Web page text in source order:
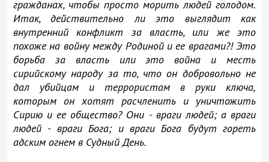
гражданах, чтобы просто морить людей голодом.
Итак, действительно ли это выглядит как
внутренний конфликт за власть, или же это
похоже на войну между Родиной и ее врагами?! Это
борьба за власть или это война и месть
сирийскому народу за то, что он добровольно не
дал убийцам и террористам в руки ключа,
которым он хотят расчленить и уничтожить
Сирию и ее общество? Они - враги людей; а враги
людей - враги Бога; и враги Бога будут гореть
адским огнем в Судный День.